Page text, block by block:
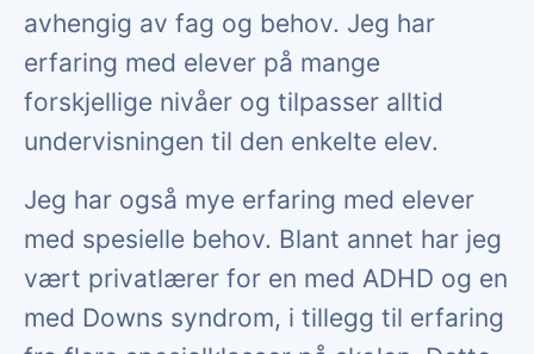
avhengig av fag og behov. Jeg har
erfaring med elever på mange
forskjellige nivåer og tilpasser alltid
undervisningen til den enkelte elev.
Jeg har også mye erfaring med elever
med spesielle behov. Blant annet har jeg
vært privatlærer for en med ADHD og en
med Downs syndrom, i tillegg til erfaring